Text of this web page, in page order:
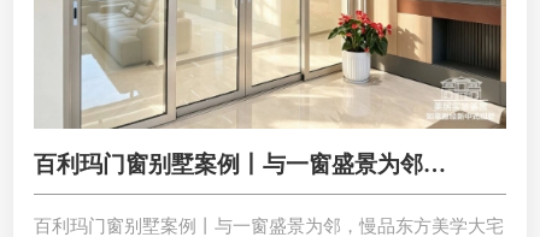
百利玛门窗别墅案例丨与一窗盛景为邻，
慢品东方美学大宅雅致日常
百利玛门窗别墅案例丨与一窗盛景为邻，慢品东方美学大宅